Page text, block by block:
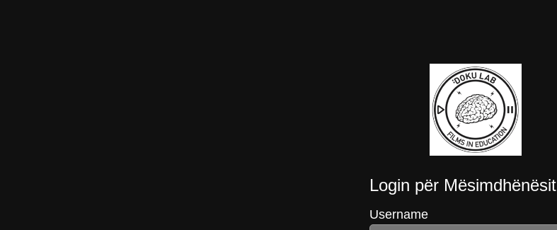
Login për Mësimdhënësit
Username